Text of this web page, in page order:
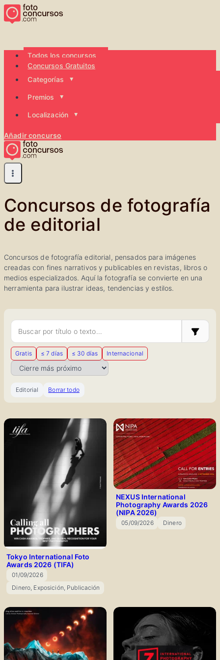
Saltar
al
Todos los concursos
Concursos Gratuitos
Categorías
Premios
Localización
Añadir concurso
Concursos de fotografía
de editorial
Concursos de fotografía editorial, pensados para imágenes
creadas con fines narrativos y publicables en revistas, libros o
medios especializados. Aquí la fotografía se convierte en una
herramienta para ilustrar ideas, tendencias y estilos.
Buscar concursos
Gratis ≤ 7 días ≤ 30 días Internacional
Ordenar por
Editorial Borrar todo
Tokyo International Foto
Awards 2026 (TIFA)
01/09/2026
Dinero, Exposición, Publicación
NEXUS International
Photography Awards 2026
(NIPA 2026)
05/09/2026 Dinero